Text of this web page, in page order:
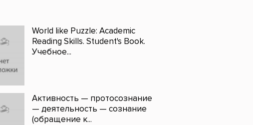
World like Puzzle: Academic
Reading Skills. Student's Book.
Учебное...
Активность — протосознание
— деятельность — сознание
(обращение к...